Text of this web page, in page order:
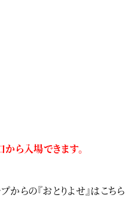
ら入場できます。
からの『おとりよせ』はこちら